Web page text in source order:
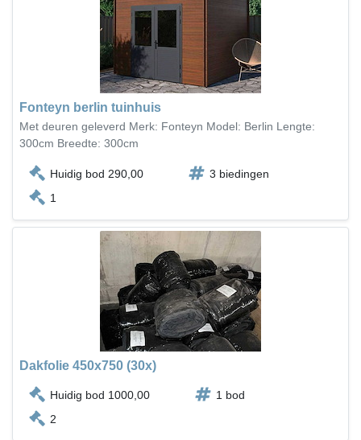
Fonteyn berlin tuinhuis
Met deuren geleverd Merk: Fonteyn Model: Berlin Lengte:
300cm Breedte: 300cm
Huidig bod 290,00
3 biedingen
1
Dakfolie 450x750 (30x)
Huidig bod 1000,00
1 bod
2